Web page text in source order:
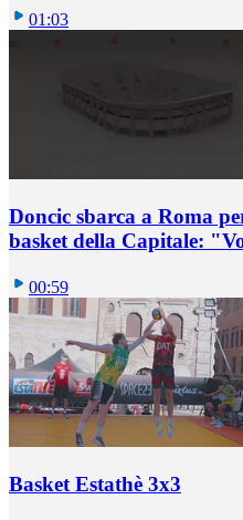
01:03
Doncic sbarca a Roma
basket della Capitale:
00:59
Basket Estathè 3x3